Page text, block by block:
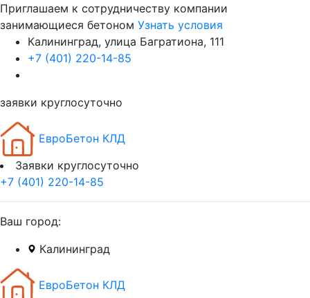
Приглашаем к сотрудничеству компании
занимающиеся бетоном Узнать условия
Калининград, улица Багратиона, 111
+7 (401) 220-14-85
заявки круглосуточно
ЕвроБетон КЛД
Заявки круглосуточно
+7 (401) 220-14-85
Ваш город:
Калининград
ЕвроБетон КЛД